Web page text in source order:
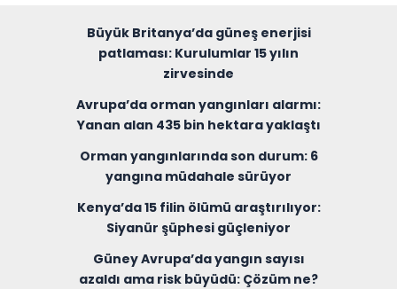
Büyük Britanya’da güneş enerjisi
patlaması: Kurulumlar 15 yılın
zirvesinde
Avrupa’da orman yangınları alarmı:
Yanan alan 435 bin hektara yaklaştı
Orman yangınlarında son durum: 6
yangına müdahale sürüyor
Kenya’da 15 filin ölümü araştırılıyor:
Siyanür şüphesi güçleniyor
Güney Avrupa’da yangın sayısı
azaldı ama risk büyüdü: Çözüm ne?